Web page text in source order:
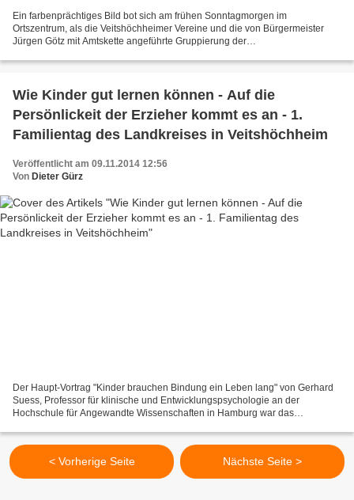
Ein farbenprächtiges Bild bot sich am frühen Sonntagmorgen im
Ortszentrum, als die Veitshöchheimer Vereine und die von Bürgermeister
Jürgen Götz mit Amtskette angeführte Gruppierung der
Vituskirche...
Wie Kinder gut lernen können - Auf die
Persönlickeit der Erzieher kommt es an - 1.
Familientag des Landkreises in Veitshöchheim
Veröffentlicht am 09.11.2014 12:56
Von Dieter Gürz
Der Haupt-Vortrag "Kinder brauchen Bindung ein Leben lang" von Gerhard
Suess, Professor für klinische und Entwicklungspsychologie an der
Hochschule für Angewandte Wissenschaften in Hamburg war das
< Vorherige Seite Nächste Seite >